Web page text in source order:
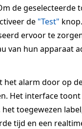
de geselecteerde
de "Test"
ervoor te
van hun apparaat
het alarm door op
Het interface
toegewezen
tijd en een